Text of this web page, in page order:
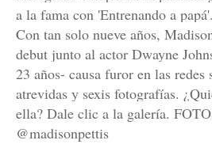
a la fama con 'Entrenando a papá'.
Con tan solo nueve años,
debut junto al actor Dwayne
23 años- causa furor en las redes
atrevidas y sexis fotografías.
ella? Dale clic a la galería.
@madisonpettis